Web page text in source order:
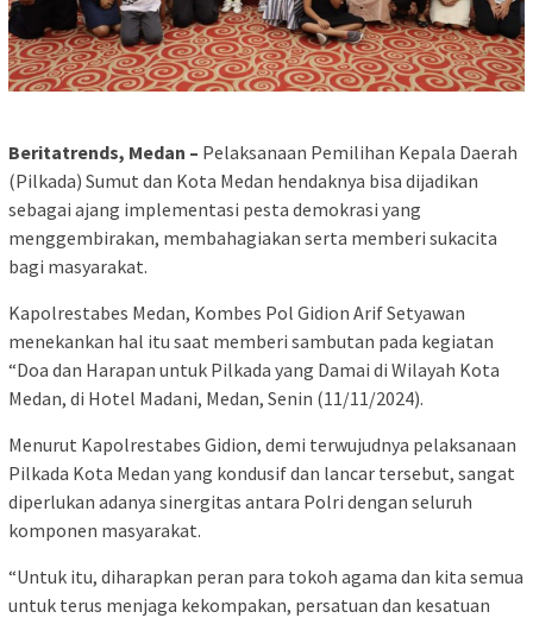
Beritatrends, Medan – Pelaksanaan Pemilihan Kepala Daerah
(Pilkada) Sumut dan Kota Medan hendaknya bisa dijadikan
sebagai ajang implementasi pesta demokrasi yang
menggembirakan, membahagiakan serta memberi sukacita
bagi masyarakat.
Kapolrestabes Medan, Kombes Pol Gidion Arif Setyawan
menekankan hal itu saat memberi sambutan pada kegiatan
“Doa dan Harapan untuk Pilkada yang Damai di Wilayah Kota
Medan, di Hotel Madani, Medan, Senin (11/11/2024).
Menurut Kapolrestabes Gidion, demi terwujudnya pelaksanaan
Pilkada Kota Medan yang kondusif dan lancar tersebut, sangat
diperlukan adanya sinergitas antara Polri dengan seluruh
komponen masyarakat.
“Untuk itu, diharapkan peran para tokoh agama dan kita semua
untuk terus menjaga kekompakan, persatuan dan kesatuan